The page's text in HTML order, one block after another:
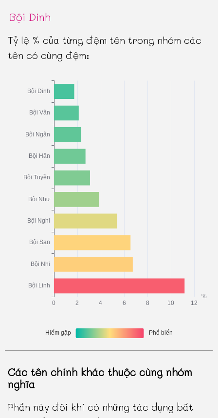
Bội Dinh
Tỷ lệ % của từng đệm tên trong nhóm các
tên có cùng đệm:
Các tên chính khác thuộc cùng nhóm
nghĩa
Phần này đôi khi có những tác dụng bất